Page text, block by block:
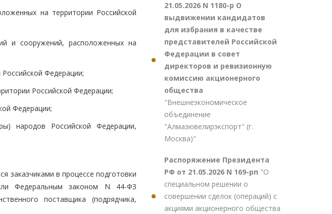
на территории Российской
и сооружений, расположенных на
Федерации;
Российской Федерации;
Федерации;
народов Российской Федерации,
заказчиками в процессе подготовки
Федеральным законом N 44-ФЗ
поставщика (подрядчика,
21.05.2026 N 1180-р О
выдвижении кандидатов
для избрания в качестве
представителей Российской
Федерации в совет
директоров и ревизионную
комиссию акционерного
общества
"Внешнеэкономическое
объединение
"Алмазювелирэкспорт" (г.
Москва)"
Распоряжение Президента
РФ от 21.05.2026 N 169-рп "О
специальном решении о
совершении сделок (операций) с
акциями акционерного общества